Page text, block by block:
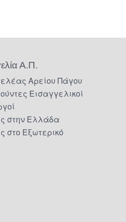
Α.Π.
Αρείου Πάγου
Εισαγγελικοί
στην Ελλάδα
στο Εξωτερικό